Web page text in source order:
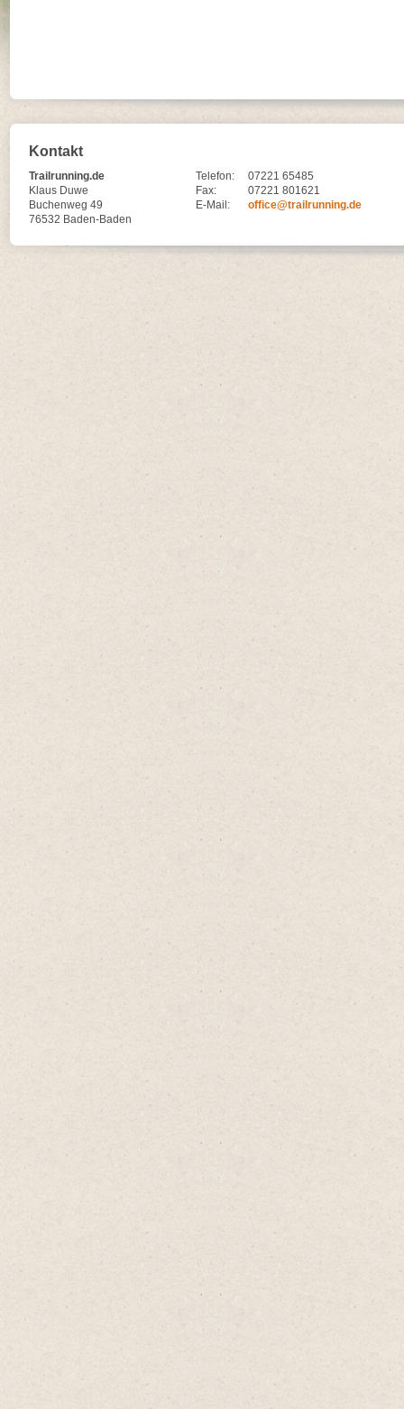
Kontakt
Trailrunning.de
Klaus Duwe
Buchenweg 49
76532 Baden-Baden
Telefon:
07221 65485
Fax:
07221 801621
E-Mail:
office@trailrunning.de